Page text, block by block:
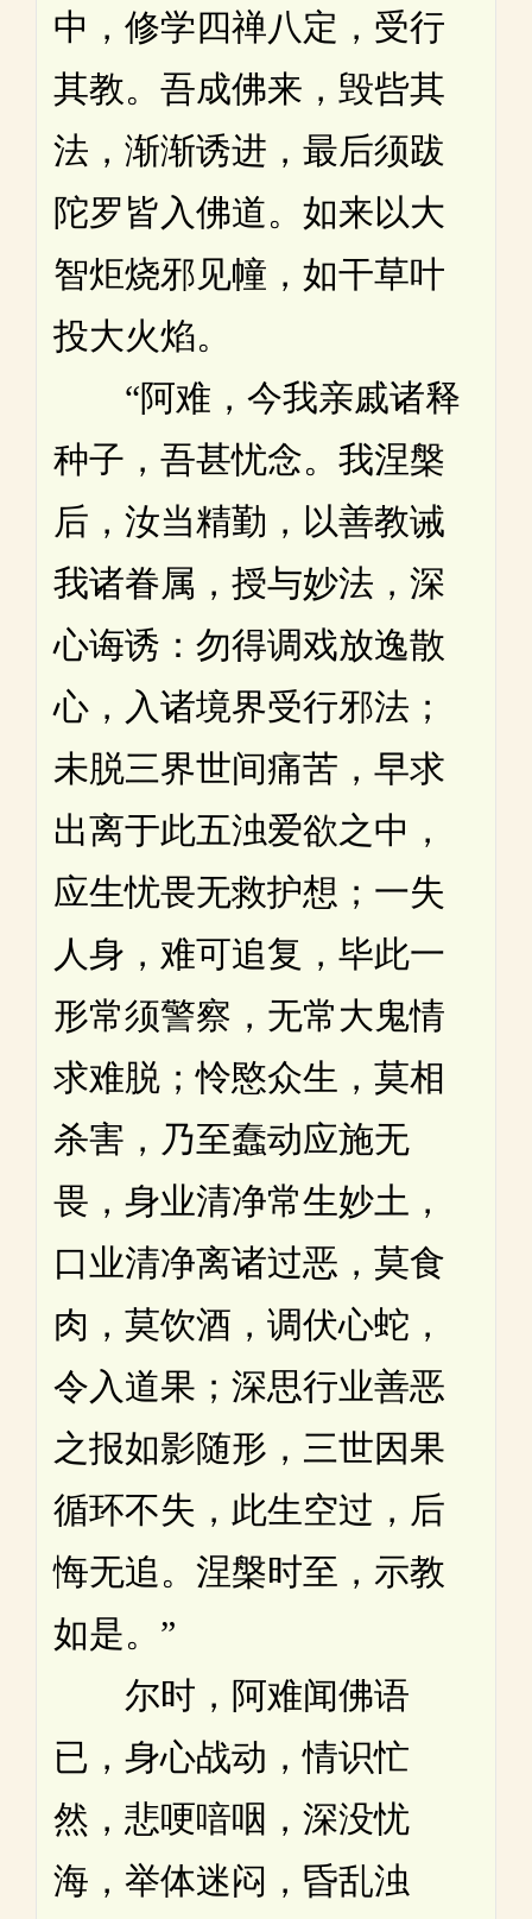
中，修学四禅八定，受行
其教。吾成佛来，毁呰其
法，渐渐诱进，最后须跋
陀罗皆入佛道。如来以大
智炬烧邪见幢，如干草叶
投大火焰。
“阿难，今我亲戚诸释
种子，吾甚忧念。我涅槃
后，汝当精勤，以善教诫
我诸眷属，授与妙法，深
心诲诱：勿得调戏放逸散
心，入诸境界受行邪法；
未脱三界世间痛苦，早求
出离于此五浊爱欲之中，
应生忧畏无救护想；一失
人身，难可追复，毕此一
形常须警察，无常大鬼情
求难脱；怜愍众生，莫相
杀害，乃至蠢动应施无
畏，身业清净常生妙土，
口业清净离诸过恶，莫食
肉，莫饮酒，调伏心蛇，
令入道果；深思行业善恶
之报如影随形，三世因果
循环不失，此生空过，后
悔无追。涅槃时至，示教
如是。”
尔时，阿难闻佛语
已，身心战动，情识忙
然，悲哽喑咽，深没忧
海，举体迷闷，昏乱浊